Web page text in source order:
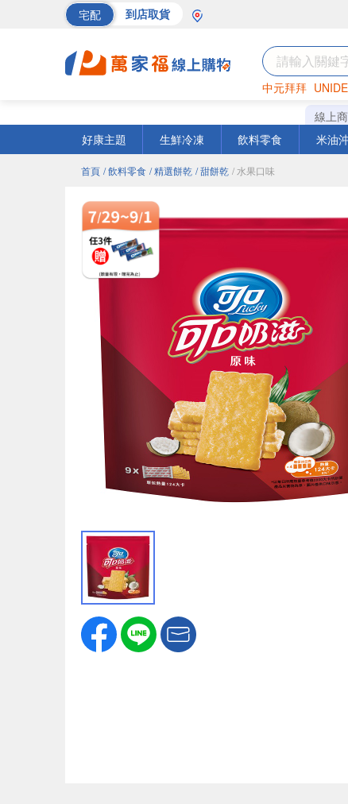
宅配 到店取貨
中元拜拜
罐頭 海
線上
好康主題
生鮮冷凍 飲料零食 米油
首頁 / 飲料零食 / 精選餅乾 / 甜餅乾 / 水果口味